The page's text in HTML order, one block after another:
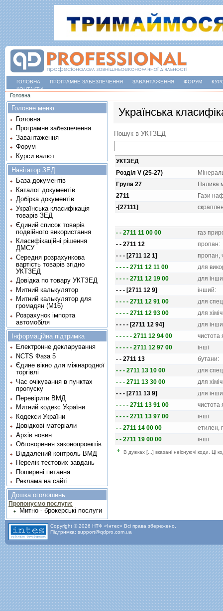
ГОЛОВНА ПРОГРАМНЕ ЗАБЕЗПЕЧЕННЯ ЗАВАНТАЖЕННЯ ФОРУМ
КОНТАКТИ
Ви є тут
Головна
Українська
Пошук в УКТЗЕД
УКТЗЕД
Розділ V (25-27)
Група 27
Палива
2711
Гази
-[27111]
- - 2711 11 00 00
газ
- - 2711 12
пропан:
- - - [2711 12 1]
пропан,
- - - - 2711 12 11 00
для
- - - - 2711 12 19 00
для
- - - [2711 12 9]
iнший:
- - - - 2711 12 91 00
для
- - - - 2711 12 93 00
для
- - - - [2711 12 94]
для
- - - - - 2711 12 94 00
чистота
- - - - - 2711 12 97 00
iншi
- - 2711 13
бутани:
- - - 2711 13 10 00
для
- - - 2711 13 30 00
для
- - - [2711 13 9]
для
- - - - 2711 13 91 00
чистота
- - - - 2711 13 97 00
iншi
- - 2711 14 00 00
етилен,
- - 2711 19 00 00
iншi
В дужках [...] вказані неіснуючі коди. Ці
Головне меню
Головна
Програмне забезпечення
Завантаження
Форум
Курси валют
Навігатор ЗЕД
База документів
Каталог документів
Добірка документів
Українська класифікація
товарів ЗЕД
Єдиний список товарів
подвійного використання
Класифікаційні рішення
ДМСУ
Середня розрахункова
вартість товарів згідно
УКТЗЕД
Довідка по товару УКТЗЕД
Митний калькулятор
Митний калькулятор для
громадян (М16)
Розрахунок імпорта
автомобіля
Інформаційна підтримка
Електронне декларування
NCTS Фаза 5
Єдине вікно для міжнародної
торгівлі
Час очікування в пунктах
пропуску
Перевірити ВМД
Митний кодекс України
Кодекси України
Довідкові матеріали
Архів новин
Обговорення законопроектів
Віддалений контроль ВМД
Перелік тестових завдань
Поширені питання
Реклама на сайті
Дошка оголошень
Пропонуємо послуги:
Митно - брокерські послуги
Copyright © 2026 НТФ «Інтес» Всі права збережено.
Підтримка: support@qdpro.com.ua